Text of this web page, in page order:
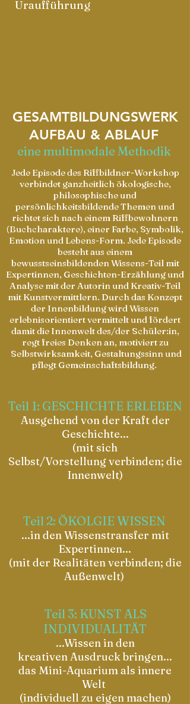
Uraufführung
GESAMTBILDUNGSWERK
AUFBAU & ABLAUF
eine multimodale Methodik
Jede Episode des Riffbildner-Workshop
verbindet ganzheitlich ökologische,
philosophische und
persönlichkeitsbildende Themen und
richtet sich nach einem Riffbewohnern
(Buchcharaktere), einer Farbe, Symbolik,
Emotion und Lebens-Form. Jede Episode
besteht aus einem
bewusstseinsbildendenWissens-Teil mit
Expertinnen, Geschichten-Erzählung und
Analyse mit der Autorin und Kreativ-Teil
mit Kunstvermittlern. Durch das Konzept
der Innenbildung wird Wissen
erlebnisorientiert vermittelt und fördert
damit die Innenwelt des/der Schüler:in,
regt freies Denken an, motiviert zu
Selbstwirksamkeit, Gestaltungssinn und
pflegt Gemeinschaftsbildung.
Teil 1: GESCHICHTE ERLEBEN
Ausgehend von der Kraft der
Geschichte...
(mit sich
Selbst/Vorstellungverbinden; die
Innenwelt)
Teil 2: ÖKOLGIE WISSEN
...in den Wissenstransfer mit
Expertinnen...
(mit der Realitäten verbinden; die
Außenwelt)
Teil 3: KUNST ALS
INDIVIDUALITÄT
...Wissen in den
kreativenAusdruck bringen...
das Mini-Aquarium als innere
Welt
(individuell zu eigen machen)